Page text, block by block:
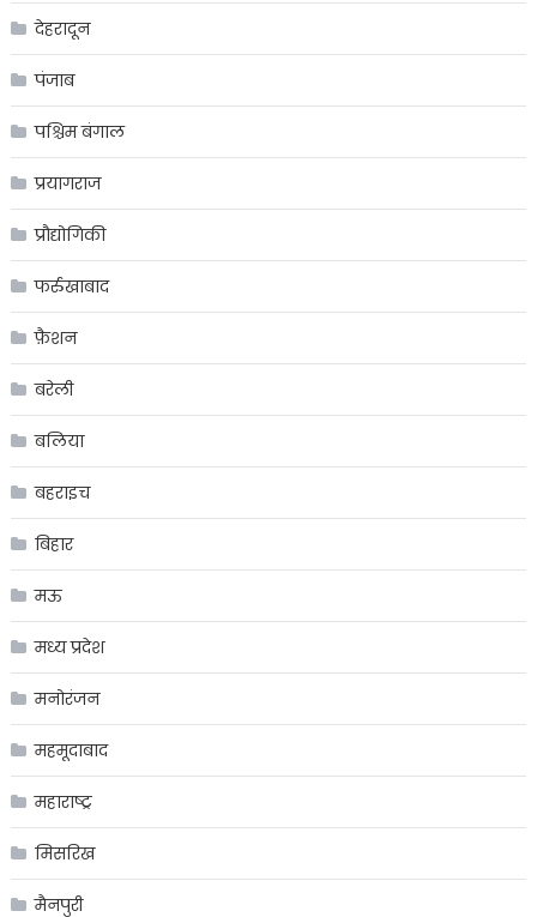
देहरादून
पंजाब
पश्चिम बंगाल
प्रयागराज
प्रौद्योगिकी
फर्रुखाबाद
फ़ैशन
बरेली
बलिया
बहराइच
बिहार
मऊ
मध्य प्रदेश
मनोरंजन
महमूदाबाद
महाराष्ट्र
मिसरिख
मैनपुरी